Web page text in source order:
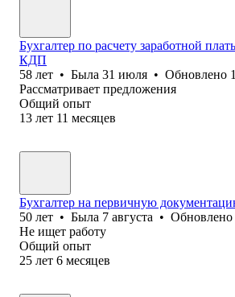
Бухгалтер по расчету заработной
КДП
58 лет • Была 31 июля • Обновлено
Рассматривает предложения
Общий опыт
13 лет 11 месяцев
Бухгалтер на первичную
50 лет • Была 7 августа • Обновлено
Не ищет работу
Общий опыт
25 лет 6 месяцев